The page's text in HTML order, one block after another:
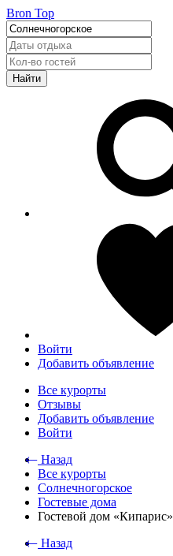
Bron Top
Найти
Войти
Добавить объявление
Все курорты
Отзывы
Добавить объявление
Войти
⃪ Назад
Все курорты
Солнечногорское
Гостевые дома
Гостевой дом «Кипарис»
⃪ Назад